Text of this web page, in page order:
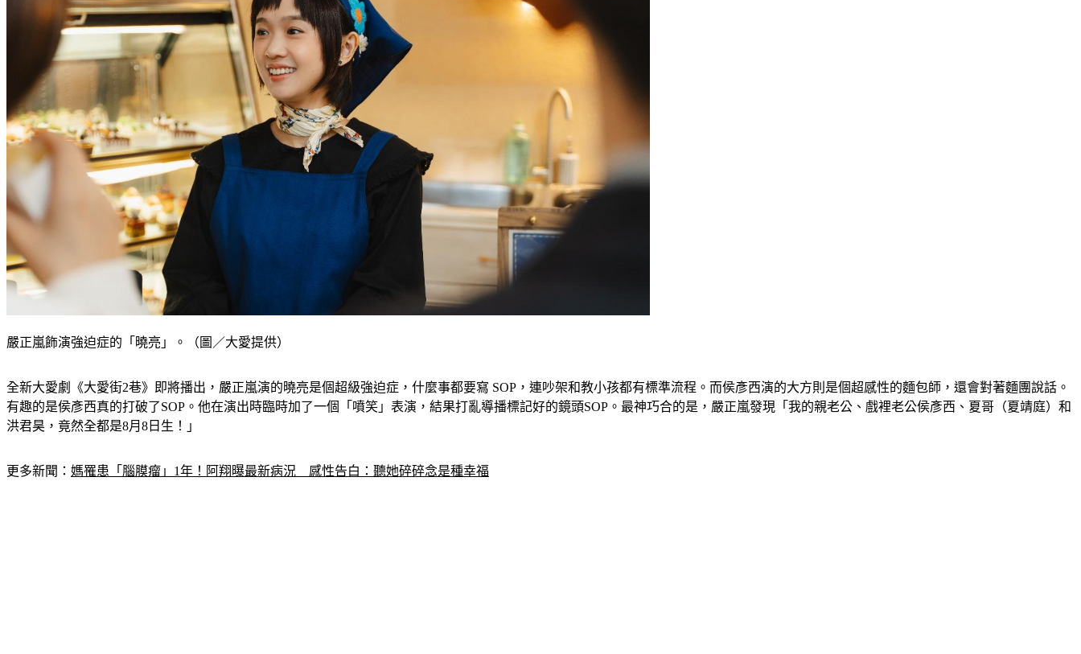
嚴正嵐飾演強迫症的「曉亮」。（圖／大愛提供）
全新大愛劇《大愛街2巷》即將播出，嚴正嵐演的曉亮是個超級強迫症，什麼事都要寫 SOP，連吵架和教小孩都有標準流程。而侯彥西演的大方則是個超感性的麵包師，還會對著麵團說話。
有趣的是侯彥西真的打破了SOP。他在演出時臨時加了一個「噴笑」表演，結果打亂導播標記好的鏡頭SOP。最神巧合的是，嚴正嵐發現「我的親老公、戲裡老公侯彥西、夏哥（夏靖庭）和
洪君昊，竟然全都是8月8日生！」
更多新聞： 媽罹患「腦膜瘤」1年！阿翔曝最新病況　感性告白：聽她碎碎念是種幸福